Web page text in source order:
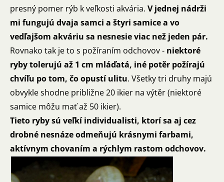
presný pomer rýb k veľkosti akvária. V jednej nádrži
mi fungujú dvaja samci a štyri samice a vo
vedľajšom akváriu sa nesnesie viac než jeden pár.
Rovnako tak je to s požíraním odchovov - niektoré
ryby tolerujú až 1 cm mláďatá, iné potěr požírajú
chvíľu po tom, čo opustí ulitu. Všetky tri druhy majú
obvykle shodne približne 20 ikier na výtěr (niektoré
samice môžu mať až 50 ikier).
Tieto ryby sú veľkí individualisti, ktorí sa aj cez
drobné nesnáze odmeňujú krásnymi farbami,
aktívnym chovaním a rýchlym rastom odchovov.